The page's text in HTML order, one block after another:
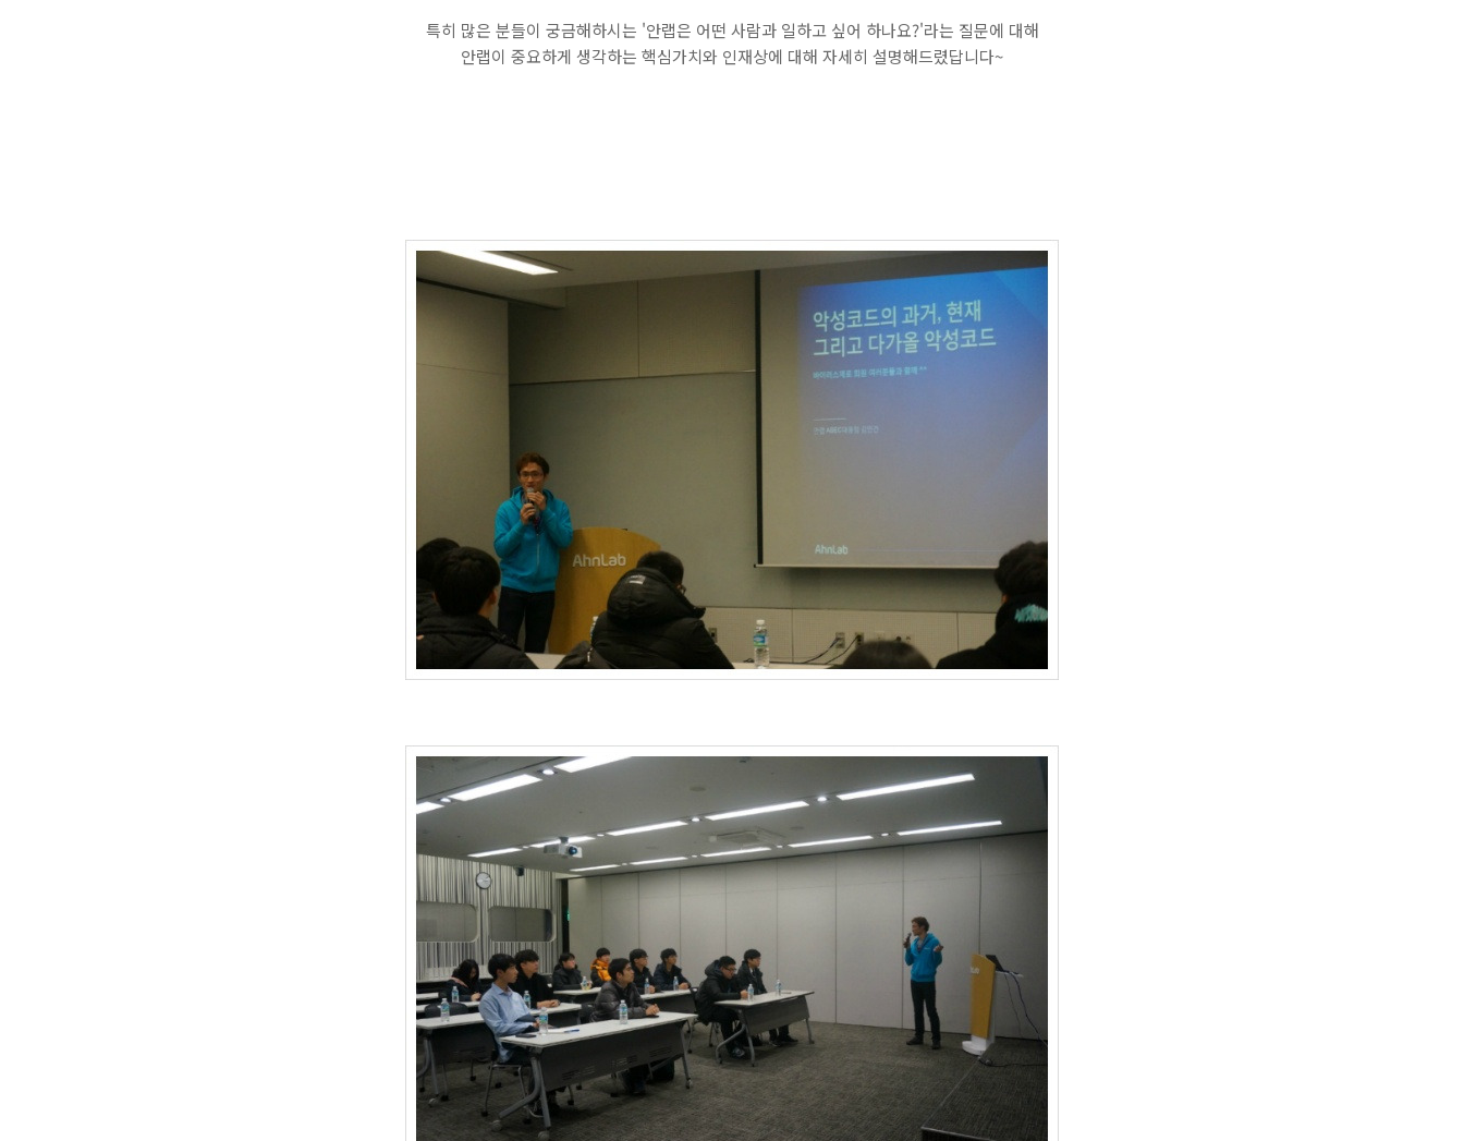
특히 많은 분들이 궁금해하시는 '안랩은 어떤 사람과 일하고 싶어 하나요?'라는 질문에 대해
안랩이 중요하게 생각하는 핵심가치와 인재상에 대해 자세히 설명해드렸답니다~